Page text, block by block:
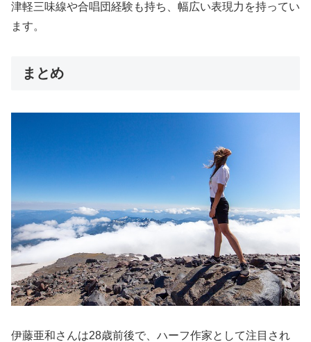
津軽三味線や合唱団経験も持ち、幅広い表現力を持ってい
ます。
まとめ
伊藤亜和さんは28歳前後で、ハーフ作家として注目され